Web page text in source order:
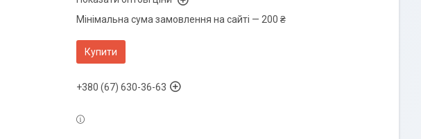
Мінімальна сума замовлення на сайті — 200 ₴
Купити
+380 (67) 630-36-63